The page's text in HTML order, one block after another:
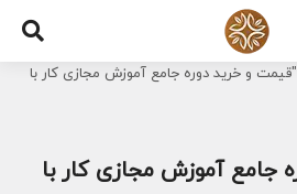
و خرید دوره جامع آموزش مجازی کار با
جامع آموزش مجازی کار با